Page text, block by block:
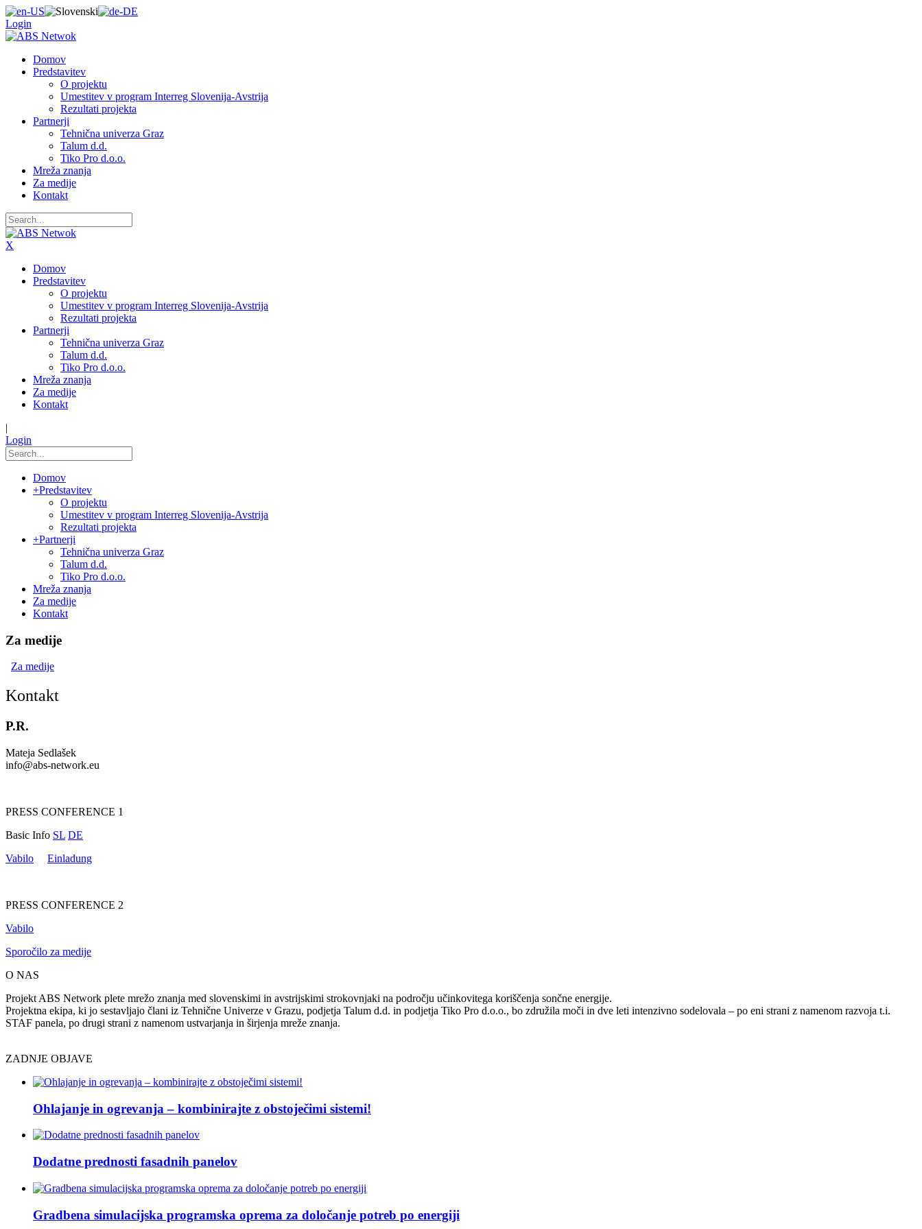
Login
Domov
Predstavitev
O projektu
Umestitev v program Interreg Slovenija-Avstrija
Rezultati projekta
Partnerji
Tehnična univerza Graz
Talum d.d.
Tiko Pro d.o.o.
Mreža znanja
Za medije
Kontakt
X
Domov
Predstavitev
O projektu
Umestitev v program Interreg Slovenija-Avstrija
Rezultati projekta
Partnerji
Tehnična univerza Graz
Talum d.d.
Tiko Pro d.o.o.
Mreža znanja
Za medije
Kontakt
|
Login
Domov
+Predstavitev
O projektu
Umestitev v program Interreg Slovenija-Avstrija
Rezultati projekta
+Partnerji
Tehnična univerza Graz
Talum d.d.
Tiko Pro d.o.o.
Mreža znanja
Za medije
Kontakt
Za medije
Za medije
Kontakt
P.R.
Mateja Sedlašek
info@abs-network.eu
PRESS CONFERENCE 1
Basic Info SL DE
Vabilo
Einladung
PRESS CONFERENCE 2
Vabilo
Sporočilo za medije
O NAS
Projekt ABS Network plete mrežo znanja med slovenskimi in avstrijskimi strokovnjaki na področju učinkovitega koriščenja sončne energije.
Projektna ekipa, ki jo sestavljajo člani iz Tehnične Univerze v Grazu, podjetja Talum d.d. in podjetja Tiko Pro d.o.o., bo združila moči in dve leti intenzivno sodelovala – po eni strani z namenom razvoja t.i.
STAF panela, po drugi strani z namenom ustvarjanja in širjenja mreže znanja.
ZADNJE OBJAVE
Ohlajanje in ogrevanja – kombinirajte z obstoječimi sistemi!
Dodatne prednosti fasadnih panelov
Gradbena simulacijska programska oprema za določanje potreb po energiji